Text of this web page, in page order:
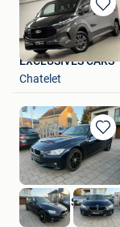
in
Mijn
EXCLUSIVES CARS
Chatelet
in
Mijn
RADOCARS BVBA
Mere